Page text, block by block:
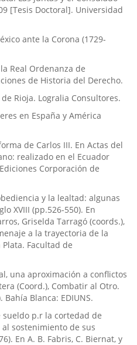
[Tesis Doctoral]. Universidad
ante la Corona (1729-
Real Ordenanza de
de Historia del Derecho.
Rioja. Logralia Consultores.
en España y América
de Carlos III. En Actas del
realizado en el Ecuador
Corporación de
y la lealtad: algunas
XVIII (pp.526-550). En
Griselda Tarragó (coords.),
a la trayectoria de la
Facultad de
una aproximación a conflictos
(Coord.), Combatir al Otro.
Blanca: EDIUNS.
sueldo p.r la cortedad de
sostenimiento de sus
En A. B. Fabris, C. Biernat, y